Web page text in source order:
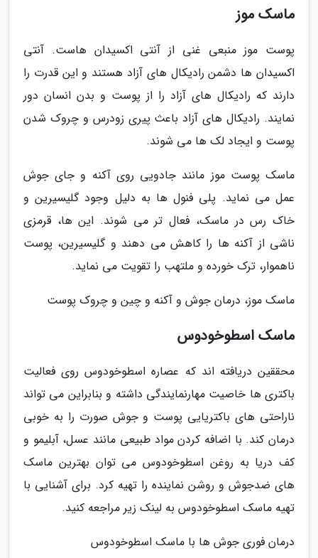
ماسک موز
پوست موز منبعی غنی از آنتی اکسیدان هاست. آنتی
اکسیدان ها دشمن رادیکال های آزاد هستند و این قدرت را
دارند که رادیکال های آزاد را از پوست و بدن انسان دور
نمایند. رادیکال های آزاد باعث پیری زودرس و چروک شدن
پوست و ایجاد لک ها می شوند.
ماسک پوست موز مانند جادویی روی آکنه و جای جوش
عمل می نماید. پلی فنول ها به دلیل وجود گلیسیرین و
خاک رس در ماسک، فعال تر می شوند. این ها، قرمزی
ناشی از آکنه ها را کاهش می دهند و گلیسیرین، پوست
ناهموار، ترک خورده و ملتهب را تقویت می نماید.
ماسک موز، درمان جوش و آکنه و چین و چروک پوست
ماسک اسطوخودوس
محققین دریافته اند که عصاره اسطوخودوس روی فعالیت
باکتری ها خاصیت مهارنمایندگی داشته و بنابراین می تواند
ناراحتی های باکتریایی پوست و جوش صورت را به خوبی
درمان کند. با اضافه کردن مواد طبیعی مانند عسل، آبلیمو و
کف دریا به روغن اسطوخودوس می توان بهترین ماسک
های ضدجوش و روشن نماینده را تهیه کرد. برای آشنایی با
تهیه ماسک اسطوخودوس به لینک زیر مراجعه کنید.
درمان فوری جوش ها با ماسک اسطوخودوس